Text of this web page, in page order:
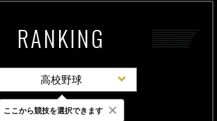
RANKING
高校野球
最新 24時間 週間
ここから競技を選択できます ×